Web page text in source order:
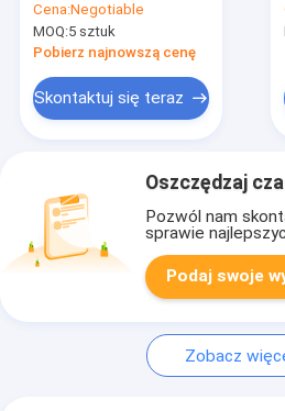
edukacji
Cena:Negotiable
MOQ:5 sztuk
Pobierz najnowszą cenę
Skontaktuj się teraz
Oszczędzaj
Pozwól nam
sprawie
Podaj swoje
Zobacz